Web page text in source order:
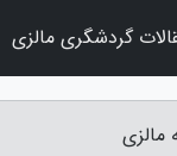
مالزی
گردشگری مالزی